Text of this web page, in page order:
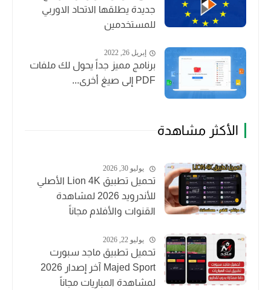
جديدة يطلقها الاتحاد الاوربي
للمستخدمين
إبريل 26, 2022
برنامج مميز جداً يحول لك ملفات
PDF إلى صيغ أخرى...
الأكثر مشاهدة
يوليو 30, 2026
تحميل تطبيق Lion 4K الأصلي
للأندرويد 2026 لمشاهدة
القنوات والأفلام مجاناً
يوليو 22, 2026
تحميل تطبيق ماجد سبورت
Majed Sport آخر إصدار 2026
لمشاهدة المباريات مجاناً